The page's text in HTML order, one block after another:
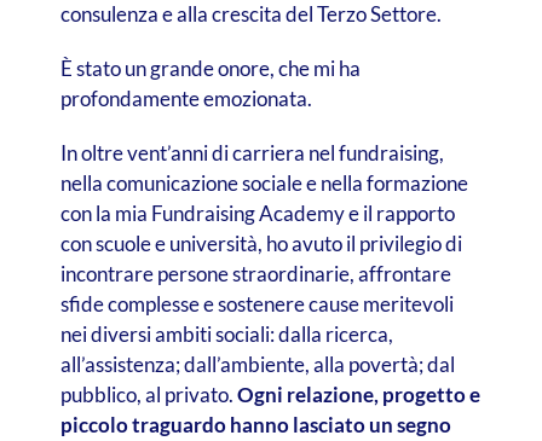
consulenza e alla crescita del Terzo Settore.
È stato un grande onore, che mi ha
profondamente emozionata.
In oltre vent’anni di carriera nel fundraising,
nella comunicazione sociale e nella formazione
con la mia Fundraising Academy e il rapporto
con scuole e università, ho avuto il privilegio di
incontrare persone straordinarie, affrontare
sfide complesse e sostenere cause meritevoli
nei diversi ambiti sociali: dalla ricerca,
all’assistenza; dall’ambiente, alla povertà; dal
pubblico, al privato.Ogni relazione, progetto e
piccolo traguardo hanno lasciato un segno